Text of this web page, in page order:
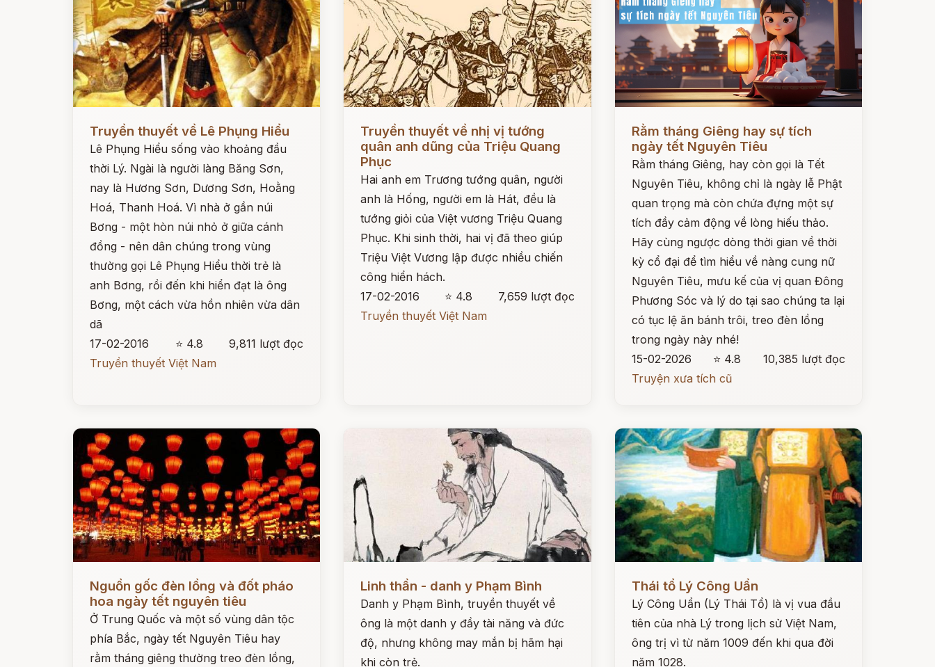
Đọc ngay
Truyền thuyết về Lê Phụng Hiểu
Lê Phụng Hiểu sống vào khoảng đầu
thời Lý. Ngài là người làng Băng Sơn,
nay là Hương Sơn, Dương Sơn, Hoằng
Hoá, Thanh Hoá. Vì nhà ở gần núi
Bơng - một hòn núi nhỏ ở giữa cánh
đồng - nên dân chúng trong vùng
thường gọi Lê Phụng Hiểu thời trẻ là
anh Bơng, rồi đến khi hiển đạt là ông
Bơng, một cách vừa hồn nhiên vừa dân
dã
17-02-2016
⭐ 4.8
9,811 lượt đọc
Truyền thuyết Việt Nam
Đọc ngay
Truyền thuyết về nhị vị tướng
quân anh dũng của Triệu Quang
Phục
Hai anh em Trương tướng quân, người
anh là Hống, người em là Hát, đều là
tướng giỏi của Việt vương Triệu Quang
Phục. Khi sinh thời, hai vị đã theo giúp
Triệu Việt Vương lập được nhiều chiến
công hiển hách.
17-02-2016
⭐ 4.8
7,659 lượt đọc
Truyền thuyết Việt Nam
Đọc ngay
Rằm tháng Giêng hay sự tích
ngày tết Nguyên Tiêu
Rằm tháng Giêng, hay còn gọi là Tết
Nguyên Tiêu, không chỉ là ngày lễ Phật
quan trọng mà còn chứa đựng một sự
tích đầy cảm động về lòng hiếu thảo.
Hãy cùng ngược dòng thời gian về thời
kỳ cổ đại để tìm hiểu về nàng cung nữ
Nguyên Tiêu, mưu kế của vị quan Đông
Phương Sóc và lý do tại sao chúng ta lại
có tục lệ ăn bánh trôi, treo đèn lồng
trong ngày này nhé!
15-02-2026
⭐ 4.8
10,385 lượt đọc
Truyện xưa tích cũ
Đọc ngay
Nguồn gốc đèn lồng và đốt pháo
hoa ngày tết nguyên tiêu
Ở Trung Quốc và một số vùng dân tộc
phía Bắc, ngày tết Nguyên Tiêu hay
rằm tháng giêng thường treo đèn lồng,
Linh thần - danh y Phạm Bình
Danh y Phạm Bình, truyền thuyết về
ông là một danh y đầy tài năng và đức
độ, nhưng không may mắn bị hãm hại
khi còn trẻ.
Thái tổ Lý Công Uẩn
Lý Công Uẩn (Lý Thái Tổ) là vị vua đầu
tiên của nhà Lý trong lịch sử Việt Nam,
ông trị vì từ năm 1009 đến khi qua đời
năm 1028.